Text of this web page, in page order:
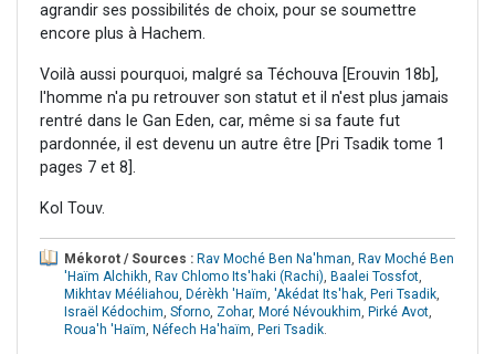
agrandir ses possibilités de choix, pour se soumettre
encore plus à Hachem.
Voilà aussi pourquoi, malgré sa Téchouva [Erouvin 18b],
l'homme n'a pu retrouver son statut et il n'est plus jamais
rentré dans le Gan Eden, car, même si sa faute fut
pardonnée, il est devenu un autre être [Pri Tsadik tome 1
pages 7 et 8].
Kol Touv.
Mékorot / Sources : Rav Moché Ben Na'hman, Rav Moché Ben
'Haïm Alchikh, Rav Chlomo Its'haki (Rachi), Baalei Tossfot,
Mikhtav Mééliahou, Dérèkh 'Haïm, 'Akédat Its'hak, Peri Tsadik,
Israël Kédochim, Sforno, Zohar, Moré Névoukhim, Pirké Avot,
Roua'h 'Haïm, Néfech Ha'haïm, Peri Tsadik.